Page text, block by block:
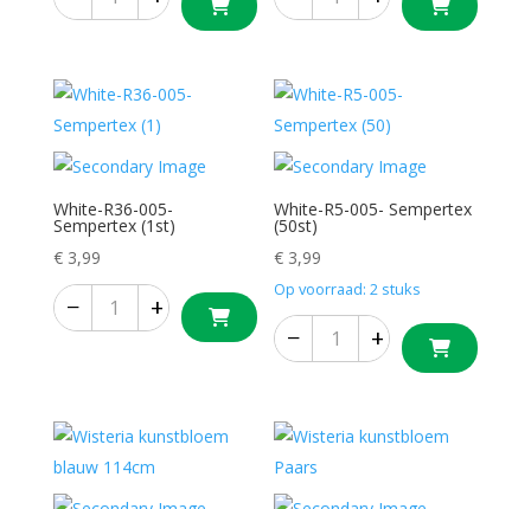
White-R36-005-
Sempertex (1st)
€3,99
− +
White-R5-005- Sempertex
(50st)
€ 3,99
Op voorraad: 2 stuks
− +